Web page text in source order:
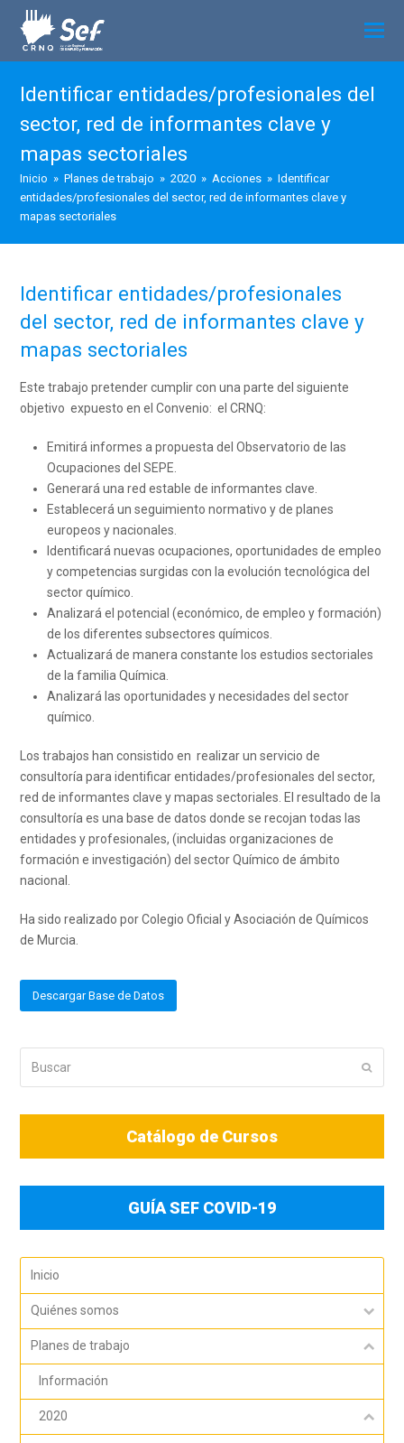
Identificar entidades/profesionales del
sector, red de informantes clave y
mapas sectoriales
Inicio » Planes de trabajo » 2020 » Acciones » Identificar
entidades/profesionales del sector, red de informantes clave y
mapas sectoriales
Identificar entidades/profesionales
del sector, red de informantes clave y
mapas sectoriales
Este trabajo pretender cumplir con una parte del siguiente
objetivo expuesto en el Convenio: el CRNQ:
Emitirá informes a propuesta del Observatorio de las
Ocupaciones del SEPE.
Generará una red estable de informantes clave.
Establecerá un seguimiento normativo y de planes
europeos y nacionales.
Identificará nuevas ocupaciones, oportunidades de empleo
y competencias surgidas con la evolución tecnológica del
sector químico.
Analizará el potencial (económico, de empleo y formación)
de los diferentes subsectores químicos.
Actualizará de manera constante los estudios sectoriales
de la familia Química.
Analizará las oportunidades y necesidades del sector
químico.
Los trabajos han consistido en realizar un servicio de
consultoría para identificar entidades/profesionales del sector,
red de informantes clave y mapas sectoriales. El resultado de la
consultoría es una base de datos donde se recojan todas las
entidades y profesionales, (incluidas organizaciones de
formación e investigación) del sector Químico de ámbito
nacional.
Ha sido realizado por Colegio Oficial y Asociación de Químicos
de Murcia.
Descargar Base de Datos
Enviar
Catálogo de Cursos
GUÍA SEF COVID-19
Inicio
Quiénes somos
Planes de trabajo
Información
2020